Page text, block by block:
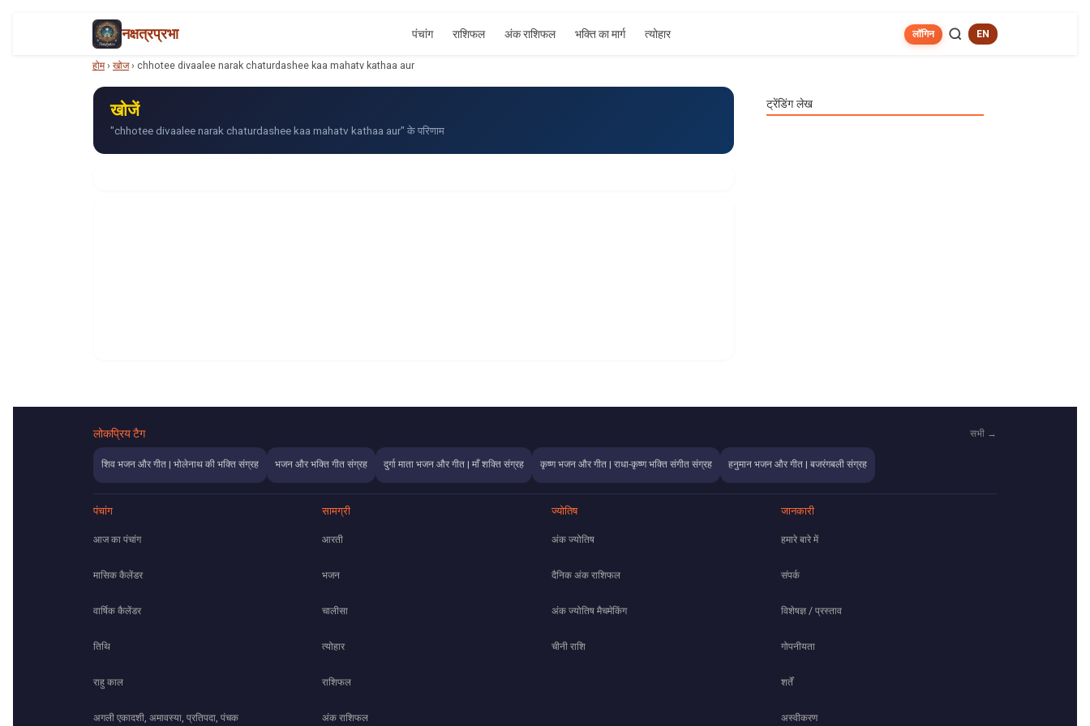
नक्षत्रप्रभा पंचांग राशिफल अंक राशिफल भक्ति का मार्ग त्योहार लॉगिन EN
होम› खोज› chhotee divaalee narak chaturdashee kaa mahatv kathaa aur
खोजें
"chhotee divaalee narak chaturdashee kaa mahatv kathaa aur" के परिणाम
ट्रेंडिंग लेख
लोकप्रिय टैग सभी →
शिव भजन और गीत | भोलेनाथ की भक्ति संग्रह भजन और भक्ति गीत संग्रह दुर्गा माता भजन और गीत | माँ शक्ति संग्रह कृष्ण भजन और गीत | राधा-कृष्ण भक्ति संगीत संग्रह हनुमान भजन और गीत | बजरंगबली संग्रह
पंचांग
आज का पंचांग
मासिक कैलेंडर
वार्षिक कैलेंडर
तिथि
राहु काल
अगली एकादशी, अमावस्या, प्रतिपदा, पंचक
सामग्री
आरती
भजन
चालीसा
त्योहार
राशिफल
अंक राशिफल
ज्योतिष
अंक ज्योतिष
दैनिक अंक राशिफल
अंक ज्योतिष मैचमेकिंग
चीनी राशि
जानकारी
हमारे बारे में
संपर्क
विशेषज्ञ / प्रस्ताव
गोपनीयता
शर्तें
अस्वीकरण